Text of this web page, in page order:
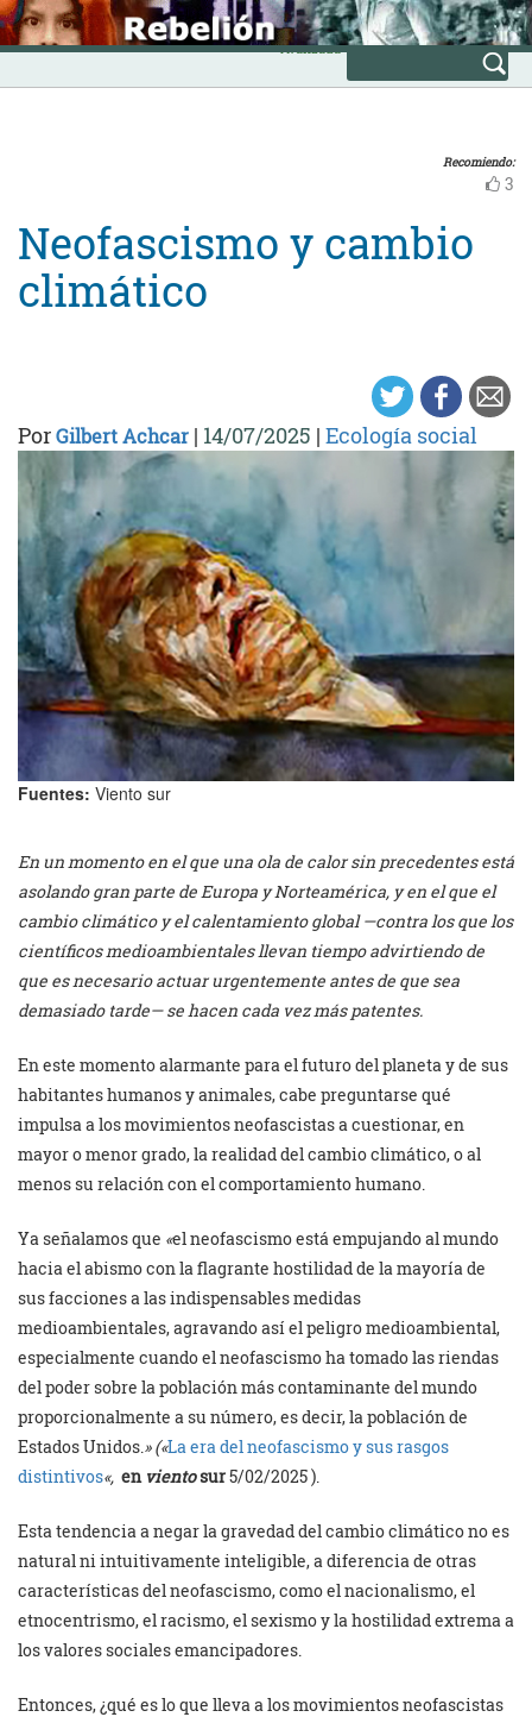
Skip
to
content
INICIO
Avanzada
Recomiendo:
3
Neofascismo y cambio
climático
PorGilbert Achcar | 14/07/2025 | Ecología social
Fuentes: Viento sur
En un momento en el que una ola de calor sin precedentes está
asolando gran parte de Europa y Norteamérica, y en el que el
cambio climático y el calentamiento global —contra los que los
científicos medioambientales llevan tiempo advirtiendo de
que es necesario actuar urgentemente antes de que sea
demasiado tarde— se hacen cada vez más patentes.
En este momento alarmante para el futuro del planeta y de sus
habitantes humanos y animales, cabe preguntarse qué
impulsa a los movimientos neofascistas a cuestionar, en
mayor o menor grado, la realidad del cambio climático, o al
menos su relación con el comportamiento humano.
Ya señalamos que «el neofascismo está empujando al mundo
hacia el abismo con la flagrante hostilidad de la mayoría de
sus facciones a las indispensables medidas
medioambientales, agravando así el peligro medioambiental,
especialmente cuando el neofascismo ha tomado las riendas
del poder sobre la población más contaminante del mundo
proporcionalmente a su número, es decir, la población de
Estados Unidos.» («La era del neofascismo y sus rasgos
distintivos«, envientosur5/02/2025 ).
Esta tendencia a negar la gravedad del cambio climático no es
natural ni intuitivamente inteligible, a diferencia de otras
características del neofascismo, como el nacionalismo, el
etnocentrismo, el racismo, el sexismo y la hostilidad extrema a
los valores sociales emancipadores.
Entonces, ¿qué es lo que lleva a los movimientos neofascistas